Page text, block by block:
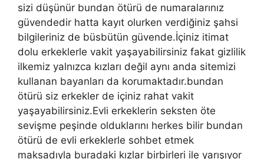
sizi düşünür bundan ötürü de numaralarınız
güvendedir hatta kayıt olurken verdiğiniz şahsi
bilgileriniz de büsbütün güvende.İçiniz itimat
dolu erkeklerle vakit yaşayabilirsiniz fakat gizlilik
ilkemiz yalnızca kızları değil aynı anda sitemizi
kullanan bayanları da korumaktadır.bundan
ötürü siz erkekler de içiniz rahat vakit
yaşayabilirsiniz.Evli erkeklerin seksten öte
sevişme peşinde olduklarını herkes bilir bundan
ötürü de evli erkeklerle sohbet etmek
maksadıyla buradaki kızlar birbirleri ile yarışıyor